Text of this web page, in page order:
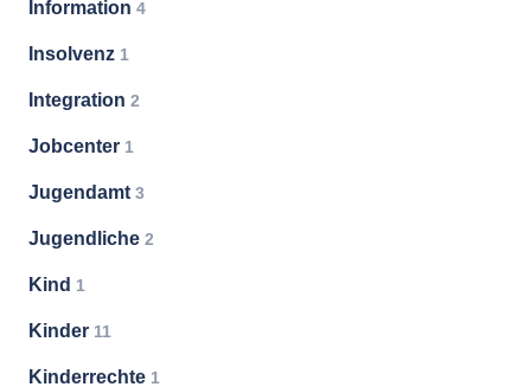
Information 4
Insolvenz 1
Integration 2
Jobcenter 1
Jugendamt 3
Jugendliche 2
Kind 1
Kinder 11
Kinderrechte 1